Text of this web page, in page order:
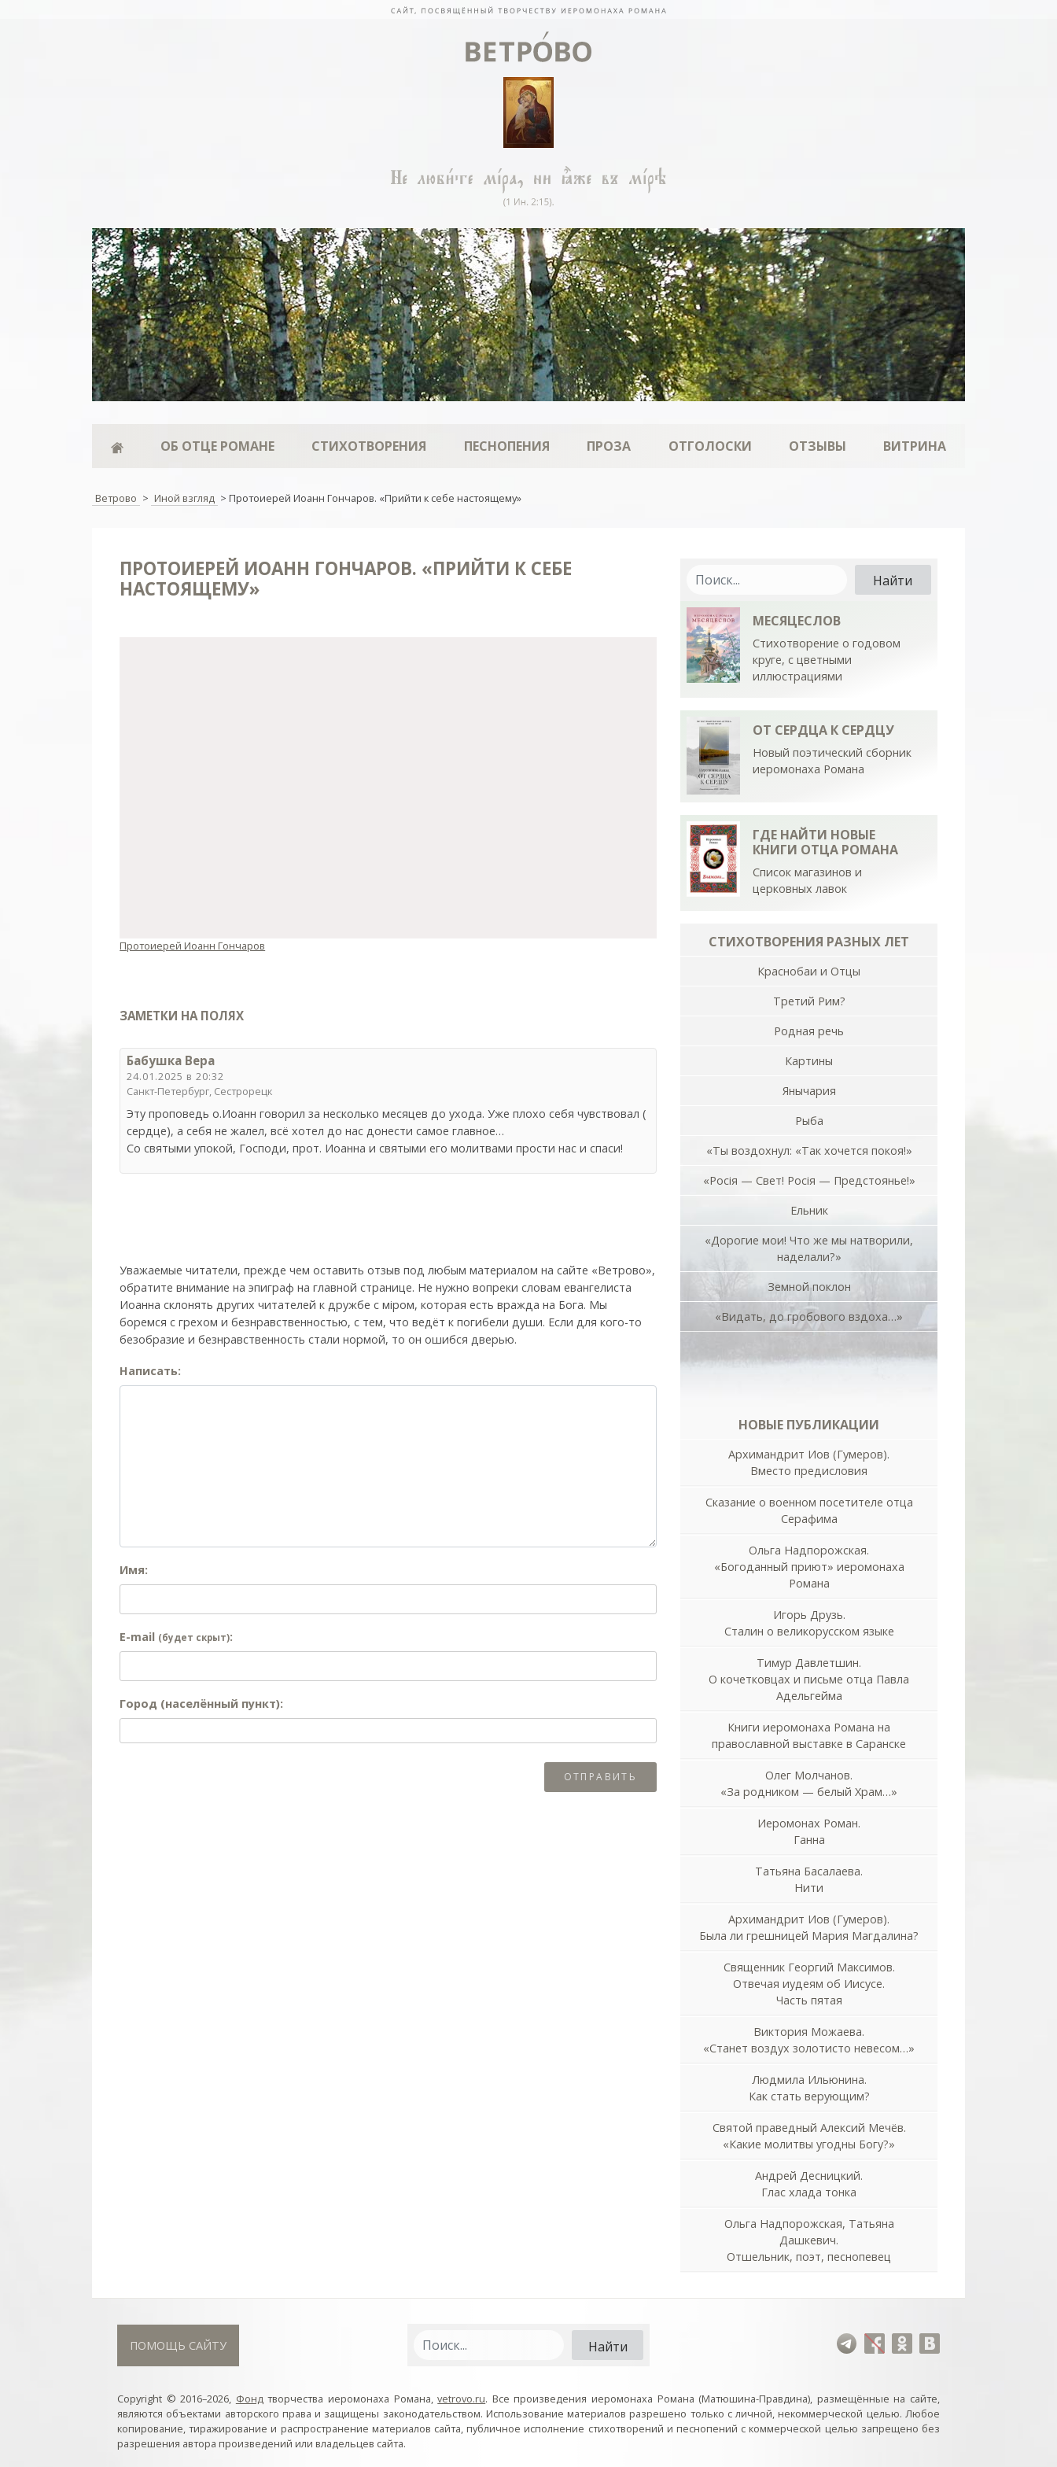
ОБ ОТЦЕ РОМАНЕ СТИХОТВОРЕНИЯ ПЕСНОПЕНИЯ ПРОЗА ОТГОЛОСКИ ОТЗЫВЫ ВИТРИНА
Ветрово > Иной взгляд > Протоиерей Иоанн Гончаров. «Прийти к себе настоящему»
ПРОТОИЕРЕЙ ИОАНН ГОНЧАРОВ. «ПРИЙТИ К СЕБЕ
НАСТОЯЩЕМУ»
Протоиерей Иоанн Гончаров
ЗАМЕТКИ НА ПОЛЯХ
Бабушка Вера
24.01.2025 в 20:32
Санкт-Петербург, Сестрорецк
Эту проповедь о.Иоанн говорил за несколько месяцев до ухода. Уже плохо себя чувствовал (
сердце), а себя не жалел, всё хотел до нас донести самое главное…
Со святыми упокой, Господи, прот. Иоанна и святыми его молитвами прости нас и спаси!
Уважаемые читатели, прежде чем оставить отзыв под любым материалом на сайте «Ветрово»,
обратите внимание на эпиграф на главной странице. Не нужно вопреки словам евангелиста
Иоанна склонять других читателей к дружбе с мiром, которая есть вражда на Бога. Мы
боремся с грехом и без­нрав­ствен­ностью, с тем, что ведёт к погибели души. Если для кого-то
безобразие и безнравственность стали нормой, то он ошибся дверью.
Написать:
Имя:
E-mail (будет скрыт):
Город (населённый пункт):
МЕСЯЦЕСЛОВ
Стихотворение о годовом
круге, с цветными
иллюстрациями
ОТ СЕРДЦА К СЕРДЦУ
Новый поэтический сборник
иеромонаха Романа
ГДЕ НАЙТИ НОВЫЕ
КНИГИ ОТЦА РОМАНА
Список магазинов и
церковных лавок
СТИХОТВОРЕНИЯ РАЗНЫХ ЛЕТ
Краснобаи и Отцы
Третий Рим?
Родная речь
Картины
Янычария
Рыба
«Ты воздохнул: «Так хочется покоя!»
«Росiя — Свет! Росiя — Предстоянье!»
Ельник
«Дорогие мои! Что же мы натворили,
наделали?»
Земной поклон
«Видать, до гробового вздоха…»
НОВЫЕ ПУБЛИКАЦИИ
Архимандрит Иов (Гумеров).
Вместо предисловия
Сказание о военном посетителе отца
Серафима
Ольга Надпорожская.
«Богоданный приют» иеромонаха
Романа
Игорь Друзь.
Сталин о великорусском языке
Тимур Давлетшин.
О кочетковцах и письме отца Павла
Адельгейма
Книги иеромонаха Романа на
православной выставке в Саранске
Олег Молчанов.
«За родником — белый Храм…»
Иеромонах Роман.
Ганна
Татьяна Басалаева.
Нити
Архимандрит Иов (Гумеров).
Была ли грешницей Мария Магдалина?
Священник Георгий Максимов.
Отвечая иудеям об Иисусе.
Часть пятая
Виктория Можаева.
«Станет воздух золотисто невесом…»
Людмила Ильюнина.
Как стать верующим?
Святой праведный Алексий Мечёв.
«Какие молитвы угодны Богу?»
Андрей Десницкий.
Глас хлада тонка
Ольга Надпорожская, Татьяна
Дашкевич.
Отшельник, поэт, песнопевец
ПОМОЩЬ САЙТУ
Copyright © 2016–2026, Фондтворчества иеромонаха Романа,vetrovo.ru. Все произведения иеромонаха Романа (Матюшина-Правдина), размещённые на сайте,
являются объектами авторского права и защищены законодательством. Использование материалов разрешено только с личной, некоммерческой целью. Любое
копирование, тиражирование и распространение материалов сайта, публичное исполнение стихотворений и песнопений с коммерческой целью запрещено без
разрешения автора произведений или владельцев сайта.